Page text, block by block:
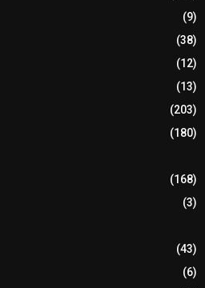
(9)
(38)
(12)
(13)
(203)
(180)
(168)
(3)
(43)
(6)